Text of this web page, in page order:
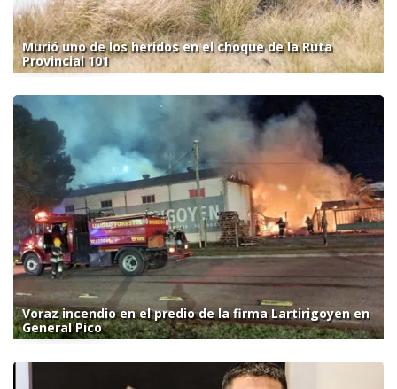
Murió uno de los heridos en el choque de la Ruta
Provincial 101
Voraz incendio en el predio de la firma Lartirigoyen en
General Pico